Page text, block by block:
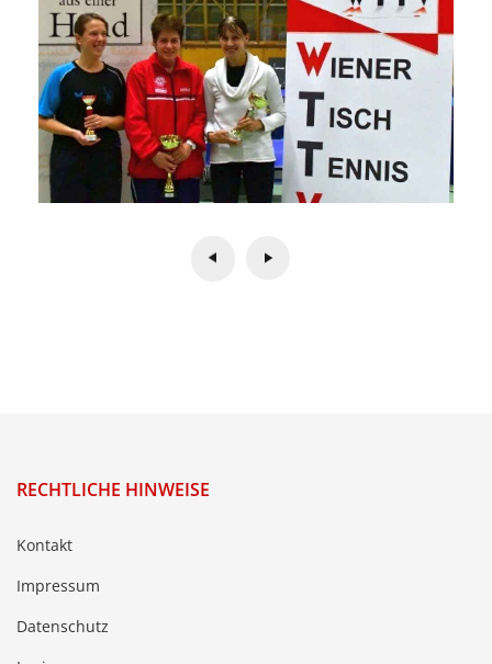
RECHTLICHE HINWEISE
Kontakt
Impressum
Datenschutz